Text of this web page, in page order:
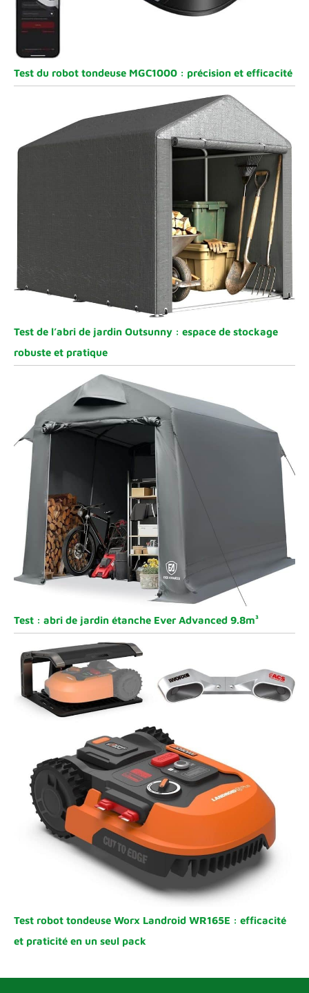
Test du robot tondeuse MGC1000 : précision et efficacité
Test de l’abri de jardin Outsunny : espace de stockage
robuste et pratique
Test : abri de jardin étanche Ever Advanced 9.8m³
Test robot tondeuse Worx Landroid WR165E : efficacité
et praticité en un seul pack